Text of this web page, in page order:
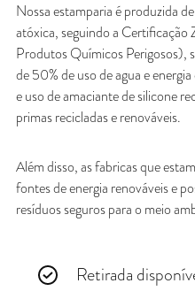
Nossa estamparia é produzida
atóxica, seguindo a
Produtos Químicos Perigosos),
de 50% de uso de agua e
e uso de amaciante de silicone
primas recicladas e renováveis.
Além disso, as fabricas que
fontes de energia renováveis e
resíduos seguros para o meio
Retirada